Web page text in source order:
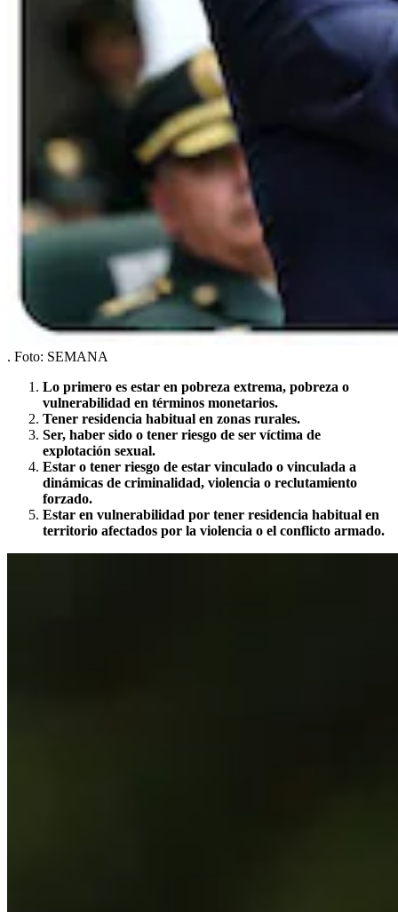
. Foto: SEMANA
Lo primero es estar en pobreza extrema, pobreza o
vulnerabilidad en términos monetarios.
Tener residencia habitual en zonas rurales.
Ser, haber sido o tener riesgo de ser víctima de
explotación sexual.
Estar o tener riesgo de estar vinculado o vinculada a
dinámicas de criminalidad, violencia o reclutamiento
forzado.
Estar en vulnerabilidad por tener residencia habitual en
territorio afectados por la violencia o el conflicto armado.